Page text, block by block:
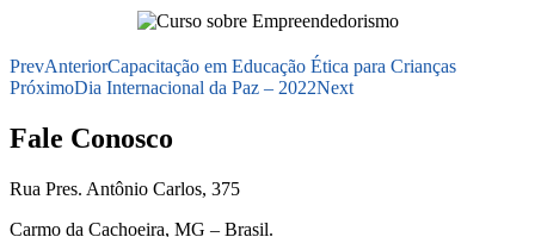
PrevAnteriorCapacitação em Educação Ética para Crianças
PróximoDia Internacional da Paz – 2022Next
Fale Conosco
Rua Pres. Antônio Carlos, 375
Carmo da Cachoeira, MG – Brasil.